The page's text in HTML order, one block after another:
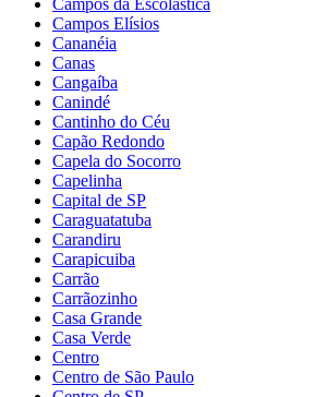
Campos Elísios
Cananéia
Canas
Cangaíba
Canindé
Cantinho do Céu
Capão Redondo
Capela do Socorro
Capelinha
Capital de SP
Caraguatatuba
Carandiru
Carapicuiba
Carrão
Carrãozinho
Casa Grande
Casa Verde
Centro
Centro de São Paulo